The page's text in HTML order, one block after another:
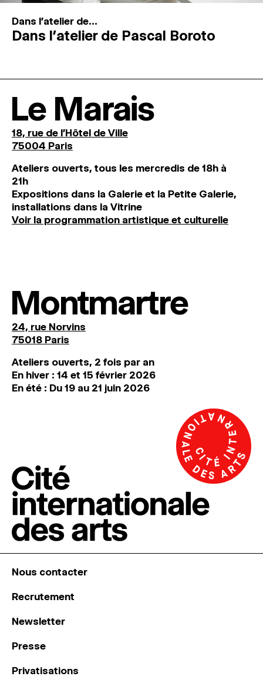
Dans l'atelier de...
Dans l’atelier de Pascal Boroto
Le Marais
18, rue de l'Hôtel de Ville
75004 Paris
Ateliers ouverts, tous les mercredis de 18h à
21h
Expositions dans la Galerie et la Petite Galerie,
installations dans la Vitrine
Voir la programmation artistique et culturelle
Montmartre
24, rue Norvins
75018 Paris
Ateliers ouverts, 2 fois par an
En hiver : 14 et 15 février 2026
En été : Du 19 au 21 juin 2026
Nous contacter
Recrutement
Newsletter
Presse
Privatisations